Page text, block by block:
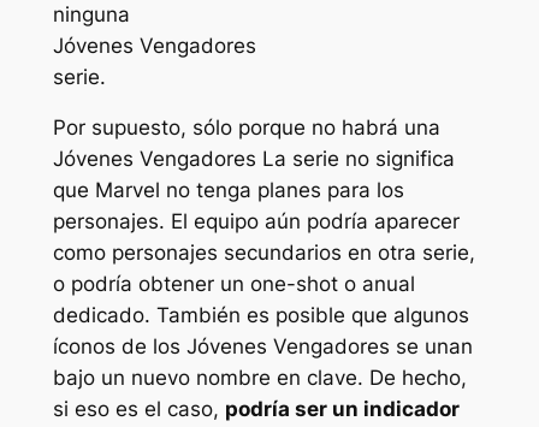
ninguna
Jóvenes Vengadores
serie.
Por supuesto, sólo porque no habrá una
Jóvenes Vengadores La serie no significa
que Marvel no tenga planes para los
personajes. El equipo aún podría aparecer
como personajes secundarios en otra serie,
o podría obtener un one-shot o anual
dedicado. También es posible que algunos
íconos de los Jóvenes Vengadores se unan
bajo un nuevo nombre en clave. De hecho,
si eso es el caso, podría ser un indicador